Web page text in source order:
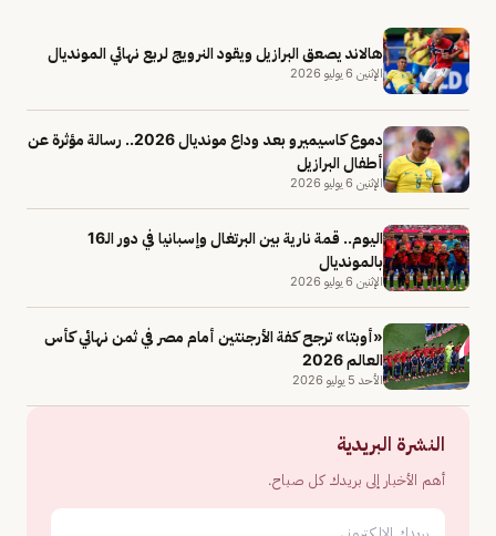
هالاند يصعق البرازيل ويقود النرويج لربع نهائي المونديال
الإثنين 6 يوليو 2026
دموع كاسيميرو بعد وداع مونديال 2026.. رسالة مؤثرة عن
أطفال البرازيل
الإثنين 6 يوليو 2026
اليوم.. قمة نارية بين البرتغال وإسبانيا في دور الـ16
بالمونديال
الإثنين 6 يوليو 2026
«أوبتا» ترجح كفة الأرجنتين أمام مصر في ثمن نهائي كأس
العالم 2026
الأحد 5 يوليو 2026
النشرة البريدية
أهم الأخبار إلى بريدك كل صباح.